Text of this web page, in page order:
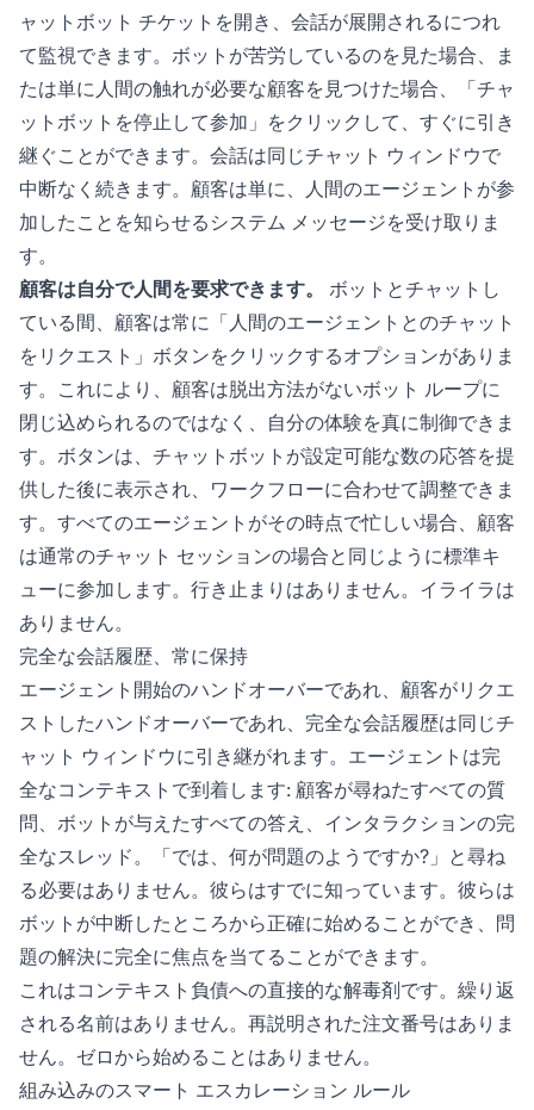
ャットボット チケットを開き、会話が展開されるにつれ
て監視できます。ボットが苦労しているのを見た場合、ま
たは単に人間の触れが必要な顧客を見つけた場合、「チャ
ットボットを停止して参加」をクリックして、すぐに引き
継ぐことができます。会話は同じチャット ウィンドウで
中断なく続きます。顧客は単に、人間のエージェントが参
加したことを知らせるシステム メッセージを受け取りま
す。
顧客は自分で人間を要求できます。
ボットとチャットし
ている間、顧客は常に「人間のエージェントとのチャット
をリクエスト」ボタンをクリックするオプションがありま
す。これにより、顧客は脱出方法がないボット ループに
閉じ込められるのではなく、自分の体験を真に制御できま
す。ボタンは、チャットボットが設定可能な数の応答を提
供した後に表示され、ワークフローに合わせて調整できま
す。すべてのエージェントがその時点で忙しい場合、顧客
は通常のチャット セッションの場合と同じように標準キ
ューに参加します。行き止まりはありません。イライラは
ありません。
完全な会話履歴、常に保持
エージェント開始のハンドオーバーであれ、顧客がリクエ
ストしたハンドオーバーであれ、完全な会話履歴は同じチ
ャット ウィンドウに引き継がれます。エージェントは完
全なコンテキストで到着します: 顧客が尋ねたすべての質
問、ボットが与えたすべての答え、インタラクションの完
全なスレッド。「では、何が問題のようですか?」と尋ね
る必要はありません。彼らはすでに知っています。彼らは
ボットが中断したところから正確に始めることができ、問
題の解決に完全に焦点を当てることができます。
これはコンテキスト負債への直接的な解毒剤です。繰り返
される名前はありません。再説明された注文番号はありま
せん。ゼロから始めることはありません。
組み込みのスマート エスカレーション ルール